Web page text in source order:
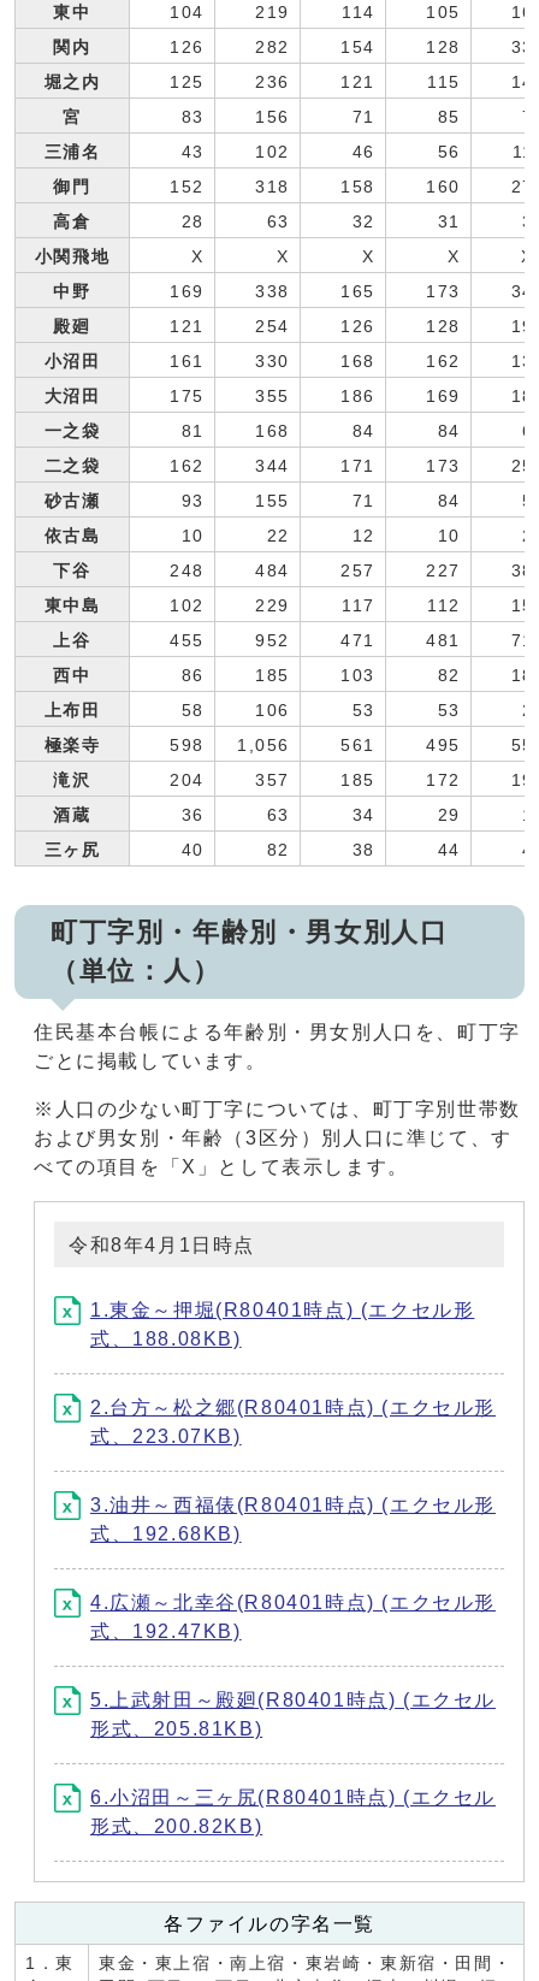
東中 104 219 114 105
16
関内
126 282 154 128
33
堀之内
125 236 121 115
14
宮
83 156 71 85
7
三浦名
43 102 46 56
11
御門
152 318 158 160
27
高倉
28 63 32 31
3
小関飛地
X X X X
X
中野
169 338 165 173
34
殿廻
121 254 126 128
19
小沼田
161 330 168 162
13
大沼田
175 355 186 169
18
一之袋
81 168 84 84
6
二之袋
162 344 171 173
25
砂古瀬
93 155 71 84
5
依古島
10 22 12 10
2
下谷
248 484 257 227
38
東中島
102 229 117 112
15
上谷
455 952 471 481
71
西中
86 185 103 82
18
上布田
58 106 53 53
2
極楽寺
598 1,056 561 495
55
滝沢
204 357 185 172
19
酒蔵
36 63 34 29
1
三ヶ尻
40 82 38 44 4
町丁字別・年齢別・男女別人口
（単位：人）
住民基本台帳による年齢別・男女別人口を、町丁字
ごとに掲載しています。
※人口の少ない町丁字については、町丁字別世帯数
および男女別・年齢（3区分）別人口に準じて、す
べての項目を「X」として表示します。
令和8年4月1日時点
1.東金～押堀(R80401時点) (エクセル形
式、188.08KB)
2.台方～松之郷(R80401時点) (エクセル形
式、223.07KB)
3.油井～西福俵(R80401時点) (エクセル形
式、192.68KB)
4.広瀬～北幸谷(R80401時点) (エクセル形
式、192.47KB)
5.上武射田～殿廻(R80401時点) (エクセル
形式、205.81KB)
6.小沼田～三ヶ尻(R80401時点) (エクセル
形式、200.82KB)
各ファイルの字名一覧
1．東
東金・東上宿・南上宿・東岩崎・東新宿・田間・